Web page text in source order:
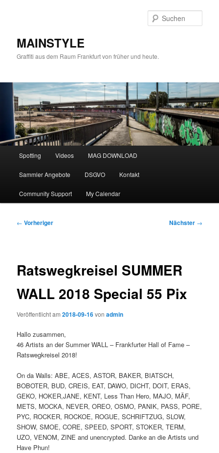
MAINSTYLE
Graffiti aus dem Raum Frankfurt von früher und heute.
Spotting Videos MAG DOWNLOAD
Sammler Angebote DSGVO Kontakt
Community Support My Calendar
Beitragsnavigation
← Vorheriger Nächster →
Ratswegkreisel SUMMER
WALL 2018 Special 55 Pix
Veröffentlicht am2018-09-16vonadmin
Hallo zusammen,
46 Artists an der Summer WALL – Frankfurter Hall of Fame –
Ratswegkreisel 2018!
On da Walls: ABE, ACES, ASTOR, BAKER, BIATSCH,
BOBOTER, BUD, CREIS, EAT, DAWO, DICHT, DOIT, ERAS,
GEKO, HOKER,JANE, KENT, Less Than Hero, MAJO, MÄF,
METS, MOCKA, NEVER, OREO, OSMO, PANIK, PASS, PORE,
PYC, ROCKER, ROCKOE, ROGUE, SCHRIFTZUG, SLOW,
SHOW, SMOE, CORE, SPEED, SPORT, STOKER, TERM,
UZO, VENOM, ZINE and unencrypted. Danke an die Artists und
Have Phun!